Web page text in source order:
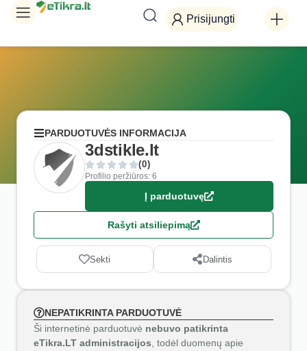
Prisijungti
PARDUOTUVĖS INFORMACIJA
3dstikle.lt
(0)
Profilio peržiūros: 6
Į parduotuvę
Rašyti atsiliepimą
Sekti Dalintis
NEPATIKRINTA PARDUOTUVĖ
Ši internetinė parduotuvė nebuvo patikrinta
eTikra.LT administracijos , todėl duomenų apie